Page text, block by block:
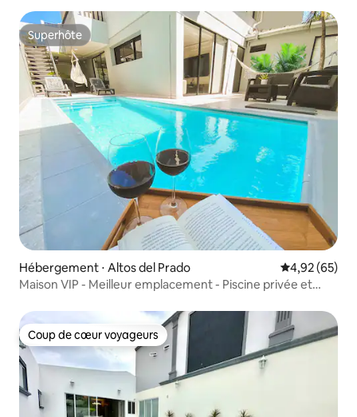
Superhôte
Superhôte
Hébergement ⋅ Altos del Prado Évaluation
4,92 (65)
Maison VIP - Meilleur emplacement - Piscine privée et
Coup de cœur voyageurs
Coup de cœur voyageurs